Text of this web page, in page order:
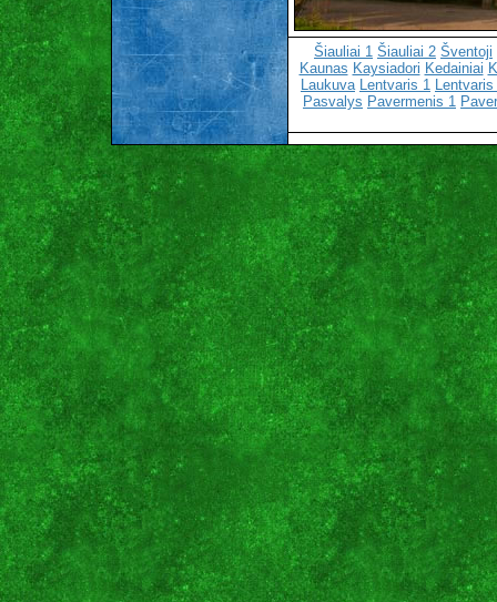
Šiauliai 1 Šiauliai 2 Šventoji
Kaunas Kaysiadori Kedainiai
Laukuva Lentvaris 1 Lentvaris
Pasvalys Pavermenis 1